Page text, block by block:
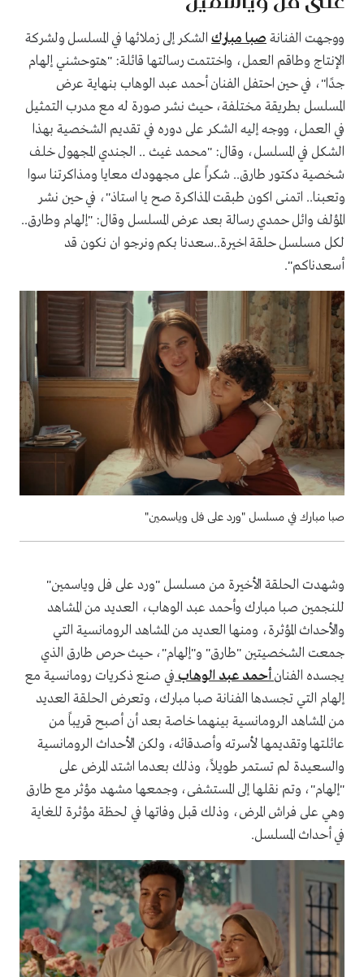
ووجهت الفنانة صبا مبارك الشكر إلى زملائها في المسلسل ولشركة
الإنتاج وطاقم العمل، واختتمت رسالتها قائلة: "هتوحشني إلهام
جدًا"، في حين احتفل الفنان أحمد عبد الوهاب بنهاية عرض
المسلسل بطريقة مختلفة، حيث نشر صورة له مع مدرب التمثيل
في العمل، ووجه إليه الشكر على دوره في تقديم الشخصية بهذا
الشكل في المسلسل، وقال: "محمد غيث .. الجندي المجهول خلف
شخصية دكتور طارق.. شكراً على مجهودك معايا ومذاكرتنا سوا
وتعبنا.. اتمنى اكون طبقت المذاكرة صح يا استاذ"، في حين نشر
المؤلف وائل حمدي رسالة بعد عرض المسلسل وقال: "إلهام وطارق..
لكل مسلسل حلقة اخيرة..سعدنا بكم ونرجو ان نكون قد
أسعدناكم".
صبا مبارك في مسلسل "ورد على فل وياسمين"
وشهدت الحلقة الأخيرة من مسلسل "ورد على فل وياسمين"
للنجمين صبا مبارك وأحمد عبد الوهاب، العديد من المشاهد
والأحداث المؤثرة، ومنها العديد من المشاهد الرومانسية التي
جمعت الشخصيتين "طارق" و"إلهام"، حيث حرص طارق الذي
يجسده الفنانأحمد عبد الوهاب في صنع ذكريات رومانسية مع
إلهام التي تجسدها الفنانة صبا مبارك، وتعرض الحلقة العديد
من المشاهد الرومانسية بينهما خاصة بعد أن أصبح قريباً من
عائلتها وتقديمها لأسرته وأصدقائه، ولكن الأحداث الرومانسية
والسعيدة لم تستمر طويلاً، وذلك بعدما اشتد المرض على
"إلهام"، وتم نقلها إلى المستشفى، وجمعها مشهد مؤثر مع طارق
وهي على فراش المرض، وذلك قبل وفاتها في لحظة مؤثرة للغاية
في أحداث المسلسل.